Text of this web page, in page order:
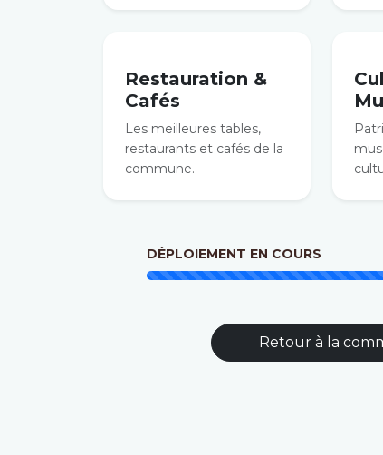
Restauration &
Cafés
Les meilleures tables,
restaurants et cafés de la
commune.
DÉPLOIEMENT EN COURS
Retour à la